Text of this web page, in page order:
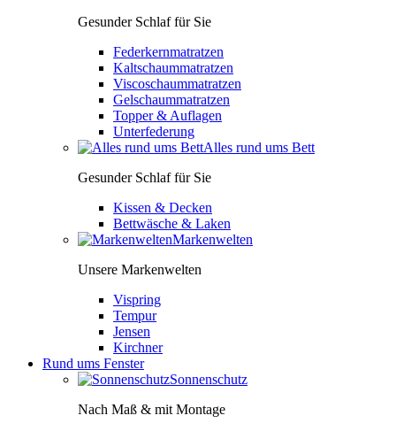
Gesunder Schlaf für Sie
Federkernmatratzen
Kaltschaummatratzen
Viscoschaummatratzen
Gelschaummatratzen
Topper & Auflagen
Unterfederung
Alles rund ums Bett
Gesunder Schlaf für Sie
Kissen & Decken
Bettwäsche & Laken
Markenwelten
Unsere Markenwelten
Vispring
Tempur
Jensen
Kirchner
Rund ums Fenster
Sonnenschutz
Nach Maß & mit Montage